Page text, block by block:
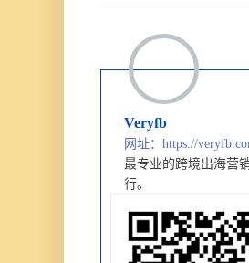
Veryfb
网址：https://
最专业的跨境出海营
行。